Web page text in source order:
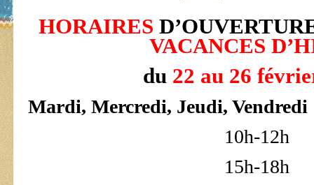
HORAIRES
VACANCES
du22 au 26
Mardi, Mercredi, Jeudi, Vendredi
10h-12h
15h-18h